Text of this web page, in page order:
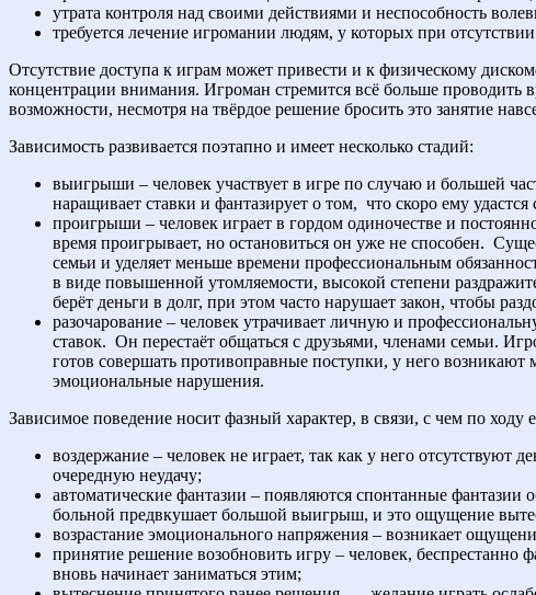
утрата контроля над своими действиями и неспособность
требуется лечение игромании людям, у которых при
Отсутствие доступа к играм может привести и к физическому
концентрации внимания. Игроман стремится всё больше проводить
возможности, несмотря на твёрдое решение бросить это занятие
Зависимость развивается поэтапно и имеет несколько стадий:
выигрыши – человек участвует в игре по случаю и большей
наращивает ставки и фантазирует о том, что скоро ему
проигрыши – человек играет в гордом одиночестве и
время проигрывает, но остановиться он уже не способен.
семьи и уделяет меньше времени профессиональным
в виде повышенной утомляемости, высокой степени
берёт деньги в долг, при этом часто нарушает закон, чтобы
разочарование – человек утрачивает личную и
ставок. Он перестаёт общаться с друзьями, членами семьи.
готов совершать противоправные поступки, у него
эмоциональные нарушения.
Зависимое поведение носит фазный характер, в связи, с чем по
воздержание – человек не играет, так как у него
очередную неудачу;
автоматические фантазии – появляются спонтанные
больной предвкушает большой выигрыш, и это ощущение
возрастание эмоционального напряжения – возникает
принятие решение возобновить игру – человек, беспрестанно
вновь начинает заниматься этим;